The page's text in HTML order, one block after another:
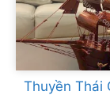
Thuyền Thái